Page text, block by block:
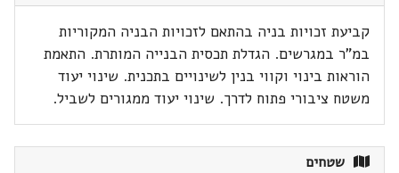
קביעת זכויות בניה בהתאם לזכויות הבניה המקוריות
במ"ר במגרשים. הגדלת תכסית הבנייה המותרת. התאמת
הוראות בינוי וקווי בנין לשינויים בתכנית. שינוי יעוד
משטח ציבורי פתוח לדרך. שינוי יעוד ממגורים לשביל.
שטחים